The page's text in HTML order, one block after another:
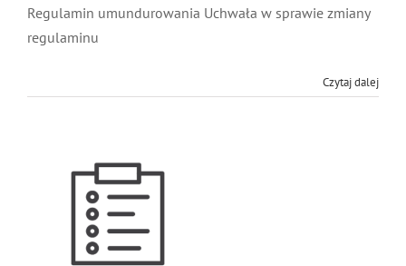
Działalność
Orkiestry
Regulamin umundurowania Uchwała w sprawie zmiany
regulaminu
Czytaj dalej